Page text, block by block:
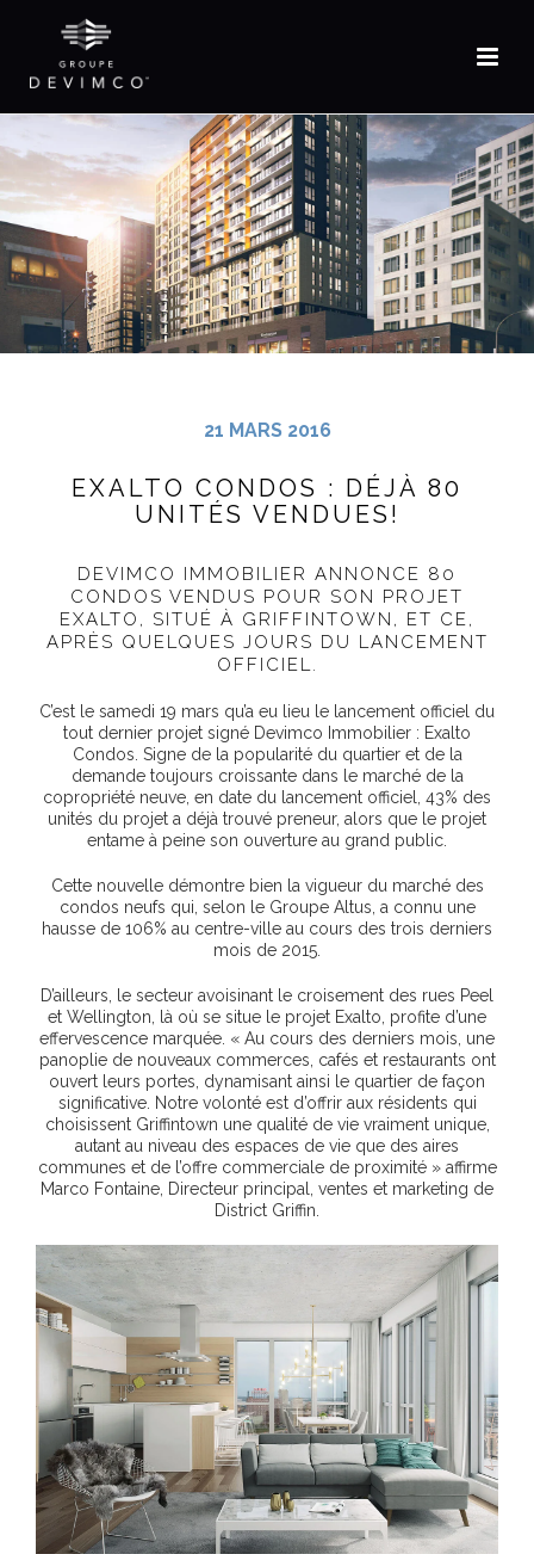
EN
21 MARS 2016
EXALTO CONDOS : DÉJÀ 80
UNITÉS VENDUES!
DEVIMCO IMMOBILIER ANNONCE 80
CONDOS VENDUS POUR SON PROJET
EXALTO, SITUÉ À GRIFFINTOWN, ET CE,
APRÈS QUELQUES JOURS DU LANCEMENT
OFFICIEL.
C’est le samedi 19 mars qu’a eu lieu le lancement officiel du
tout dernier projet signé Devimco Immobilier : Exalto
Condos. Signe de la popularité du quartier et de la
demande toujours croissante dans le marché de la
copropriété neuve, en date du lancement officiel, 43% des
unités du projet a déjà trouvé preneur, alors que le projet
entame à peine son ouverture au grand public.
Cette nouvelle démontre bien la vigueur du marché des
condos neufs qui, selon le Groupe Altus, a connu une
hausse de 106% au centre-ville au cours des trois derniers
mois de 2015.
D’ailleurs, le secteur avoisinant le croisement des rues Peel
et Wellington, là où se situe le projet Exalto, profite d’une
effervescence marquée. « Au cours des derniers mois, une
panoplie de nouveaux commerces, cafés et restaurants ont
ouvert leurs portes, dynamisant ainsi le quartier de façon
significative. Notre volonté est d’offrir aux résidents qui
choisissent Griffintown une qualité de vie vraiment unique,
autant au niveau des espaces de vie que des aires
communes et de l’offre commerciale de proximité » affirme
Marco Fontaine, Directeur principal, ventes et marketing de
District Griffin.